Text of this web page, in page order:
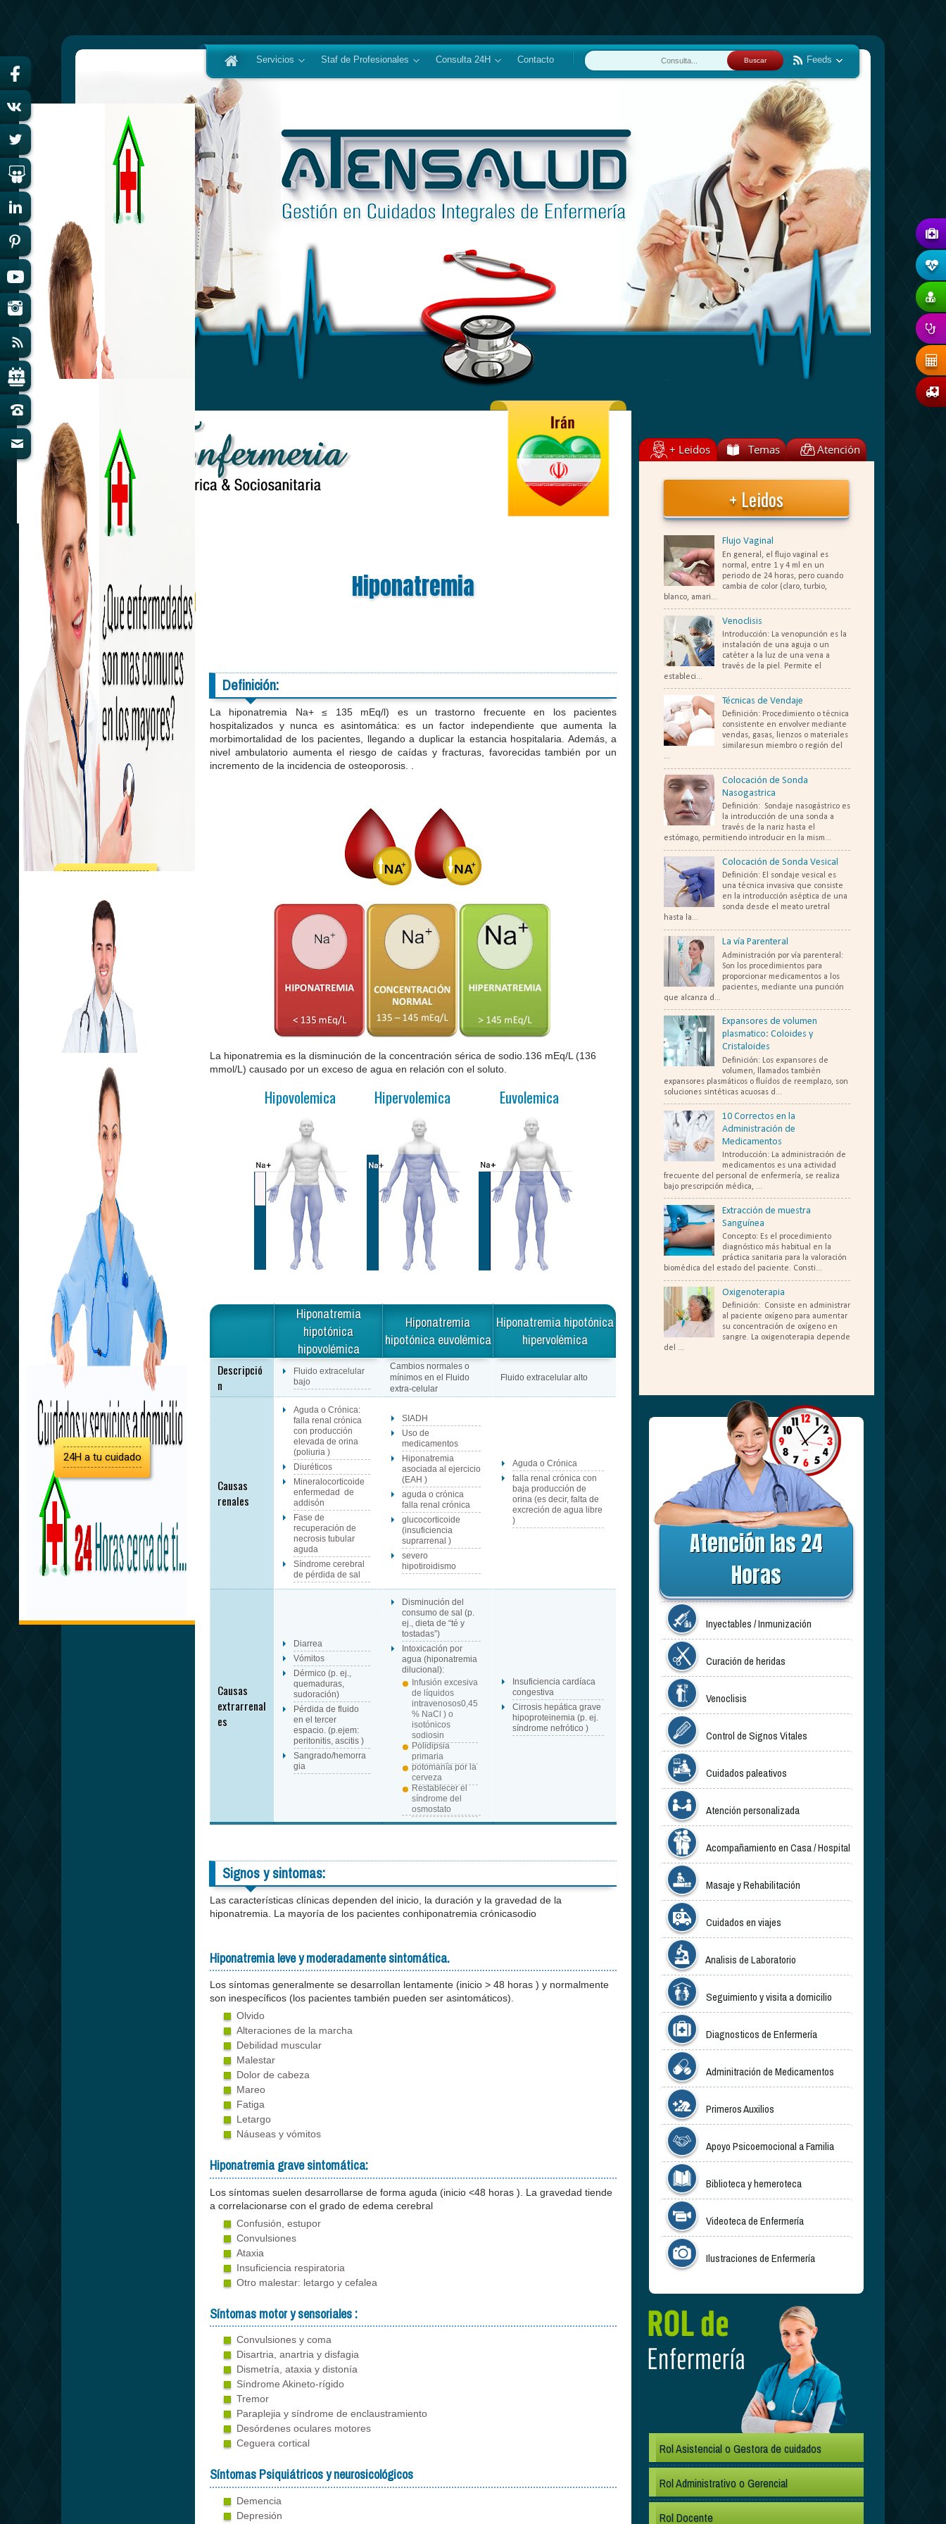
Servicios Staf de Profesionales Consulta 24H Contacto Buscar Feeds
Amabilidad y Confianza
Plan Sanitario
24H a tu cuidado
Hiponatremia
Definición:
La hiponatremia Na+ ≤ 135 mEq/l) es un trastorno frecuente en los pacientes
hospitalizados y nunca es asintomática: es un factor independiente que aumenta la
morbimortalidad de los pacientes, llegando a duplicar la estancia hospitalaria. Además, a
nivel ambulatorio aumenta el riesgo de caídas y fracturas, favorecidas también por un
incremento de la incidencia de osteoporosis. .
La hiponatremia es la disminución de la concentración sérica de sodio.136 mEq/L (136
mmol/L) causado por un exceso de agua en relación con el soluto.
Hipovolemica Hipervolemica Euvolemica
Hiponatremia
hipotónica
hipovolémica
Hiponatremia
hipotónica euvolémica
Hiponatremia hipotónica
hipervolémica
Descripció
n
Fluido extracelular
bajo
Cambios normales o
mínimos en el Fluido
extra-celular
Fluido extracelular alto
Causas
renales
Aguda o Crónica:
falla renal crónica
con producción
elevada de orina
(poliuria )
Diuréticos
Mineralocorticoide
enfermedad de
addisón
Fase de
recuperación de
necrosis tubular
aguda
Síndrome cerebral
de pérdida de sal
SIADH
Uso de
medicamentos
Hiponatremia
asociada al ejercicio
(EAH )
aguda o crónica
falla renal crónica
glucocorticoide
(insuficiencia
suprarrenal )
severo
hipotiroidismo
Aguda o Crónica
falla renal crónica con
baja producción de
orina (es decir, falta de
excreción de agua libre
)
Causas
extrarrenal
es
Diarrea
Vómitos
Dérmico (p. ej.,
quemaduras,
sudoración)
Pérdida de fluido
en el tercer
espacio. (p.ejem:
peritonitis, ascitis )
Sangrado/hemorra
gia
Disminución del
consumo de sal (p.
ej., dieta de “té y
tostadas”)
Intoxicación por
agua (hiponatremia
dilucional):
Infusión excesiva
de líquidos
intravenosos0,45
% NaCl ) o
isotónicos
sodiosin
Polidipsia
primaria
potomanía por la
cerveza
Restablecer el
síndrome del
osmostato
Insuficiencia cardíaca
congestiva
Cirrosis hepática grave
hipoproteinemia (p. ej.
síndrome nefrótico )
Signos y sintomas:
Las características clínicas dependen del inicio, la duración y la gravedad de la
hiponatremia. La mayoría de los pacientes conhiponatremia crónicasodio
Hiponatremia leve y moderadamente sintomática.
Los síntomas generalmente se desarrollan lentamente (inicio > 48 horas ) y normalmente
son inespecíficos (los pacientes también pueden ser asintomáticos).
Olvido
Alteraciones de la marcha
Debilidad muscular
Malestar
Dolor de cabeza
Mareo
Fatiga
Letargo
Náuseas y vómitos​
Hiponatremia grave sintomática:
Los síntomas suelen desarrollarse de forma aguda (inicio <48 horas ). La gravedad tiende
a correlacionarse con el grado de edema cerebral
Confusión, estupor
Convulsiones
Ataxia
Insuficiencia respiratoria
Otro malestar: letargo y cefalea
Síntomas motor y sensoriales :
Convulsiones y coma
Disartria, anartria y disfagia
Dismetría, ataxia y distonía
Síndrome Akineto-rígido
Tremor
Paraplejia y síndrome de enclaustramiento
Desórdenes oculares motores
Ceguera cortical
Síntomas Psiquiátricos y neurosicológicos
Demencia
Depresión
+ Leidos Temas Atención
+ Leidos
Flujo Vaginal
En general, el flujo vaginal es
normal, entre 1 y 4 ml en un
periodo de 24 horas, pero cuando
cambia de color (claro, turbio,
blanco, amari...
Venoclisis
Introducción: La venopunción es la
instalación de una aguja o un
catéter a la luz de una vena a
través de la piel. Permite el
estableci...
Técnicas de Vendaje
Definición: Procedimiento o técnica
consistente en envolver mediante
vendas, gasas, lienzos o materiales
similaresun miembro o región del
...
Colocación de Sonda
Nasogastrica
Definición: Sondaje nasogástrico es
la introducción de una sonda a
través de la nariz hasta el
estómago, permitiendo introducir en la mism...
Colocación de Sonda Vesical
Definición: El sondaje vesical es
una técnica invasiva que consiste
en la introducción aséptica de una
sonda desde el meato uretral
hasta la...
La vía Parenteral
Administración por vía parenteral:
Son los procedimientos para
proporcionar medicamentos a los
pacientes, mediante una punción
que alcanza d...
Expansores de volumen
plasmatico: Coloides y
Cristaloides
Definición: Los expansores de
volumen, llamados también
expansores plasmáticos o fluídos de reemplazo, son
soluciones sintéticas acuosas d...
10 Correctos en la
Administración de
Medicamentos
Introducción: La administración de
medicamentos es una actividad
frecuente del personal de enfermería, se realiza
bajo prescripción médica, ...
Extracción de muestra
Sanguínea
Concepto: Es el procedimiento
diagnóstico más habitual en la
práctica sanitaria para la valoración
biomédica del estado del paciente. Consti...
Oxigenoterapia
Definición: Consiste en administrar
al paciente oxígeno para aumentar
su concentración de oxígeno en
sangre. La oxigenoterapia depende
del ...
....
Atención las 24
Horas
Inyectables / Inmunización
Curación de heridas
Venoclisis
Control de Signos Vitales
Cuidados paleativos
Atención personalizada
Acompañamiento en Casa / Hospital
Masaje y Rehabilitación
Cuidados en viajes
Analisis de Laboratorio
Seguimiento y visita a domicilio
Diagnosticos de Enfermería
Adminitración de Medicamentos
Primeros Auxilios
Apoyo Psicoemocional a Familia
Biblioteca y hemeroteca
Videoteca de Enfermería
Ilustraciones de Enfermería
Rol Asistencial o Gestora de cuidados
Rol Administrativo o Gerencial
Rol Docente